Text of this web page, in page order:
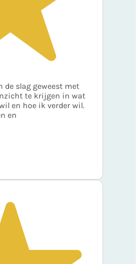
de slag geweest met
te krijgen in wat
en hoe ik verder wil.
en